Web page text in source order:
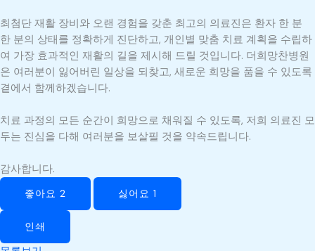
최첨단 재활 장비와 오랜 경험을 갖춘 최고의 의료진은 환자 한 분
한 분의 상태를 정확하게 진단하고, 개인별 맞춤 치료 계획을 수립하
여 가장 효과적인 재활의 길을 제시해 드릴 것입니다. 더희망찬병원
은 여러분이 잃어버린 일상을 되찾고, 새로운 희망을 품을 수 있도록
곁에서 함께하겠습니다.
치료 과정의 모든 순간이 희망으로 채워질 수 있도록, 저희 의료진 모
두는 진심을 다해 여러분을 보살필 것을 약속드립니다.
감사합니다.
좋아요 2 싫어요 1
인쇄